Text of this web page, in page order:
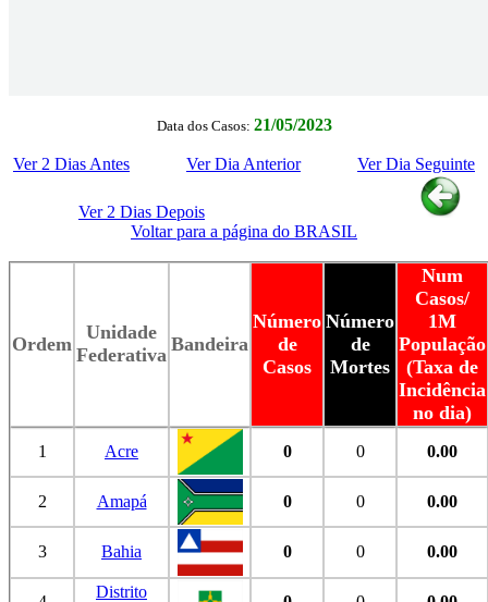
Data dos Casos: 21/05/2023
Ver 2 Dias Antes Ver Dia Anterior Ver Dia Seguinte
Ver 2 Dias Depois
Voltar para a página do BRASIL
Ordem
Unidade
Federativa Bandeira
Número
de
Casos
Número
de
Mortes
Num
Casos/
1M
População
(Taxa de
Incidência
no dia)
1 Acre 0 0 0.00
2 Amapá 0 0 0.00
3 Bahia 0 0 0.00
Distrito